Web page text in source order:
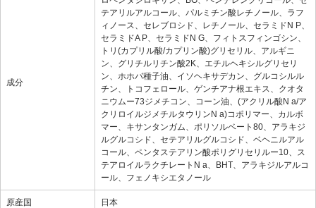
成分
テアリルアルコール、パルミチン酸レチノール、ラフ
ィノース、セレブロシド、レチノール、セラミドN P、
セラミドA P、セラミドN G、フィトスフィンゴシン、
トリ(カプリル酸/カプリン酸)グリセリル、アルギニ
ン、グリチルリチン酸2K、エチルヘキシルグリセリ
ン、ホホバ種子油、イソヘキサデカン、グルコシルル
チン、トコフェロール、ゲンチアナ根エキス、クオタ
ニウムー73ジメチコン、コーン油、(アクリル酸N a/ア
クリロイルジメチルタウリンN a)コポリマー、カルボ
マー、キサンタンガム、ポリソルベート80、アラキジ
ルグルコシド、セテアリルグルコシド、ベヘニルアル
コール、ペンタステアリン酸ポリグリセリルー10、ス
テアロイルラクチレートN a、BHT、アラキジルアルコ
ール、フェノキシエタノール
原産国 日本